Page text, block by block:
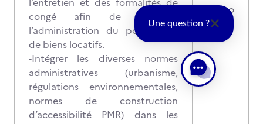
congé afin de sécuriser
l’administration du portefeuille
de biens locatifs.
-Intégrer les diverses normes
administratives (urbanisme,
régulations environnementales,
normes de construction
d’accessibilité PMR) dans les
rappo
rt
Une question ?